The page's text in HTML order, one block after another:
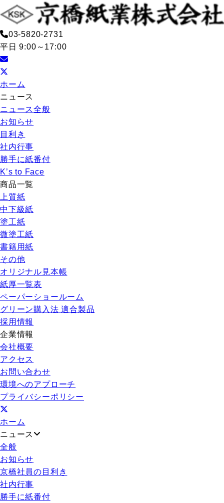
03-5820-2731
平日 9:00～17:00
ホーム
ニュース
ニュース全般
お知らせ
目利き
社内行事
勝手に紙番付
K’s to Face
商品一覧
上質紙
中下級紙
塗工紙
微塗工紙
書籍用紙
その他
オリジナル見本帳
紙厚一覧表
ペーパーショールーム
グリーン購入法 適合製品
採用情報
企業情報
会社概要
アクセス
お問い合わせ
環境へのアプローチ
プライバシーポリシー
ホーム
ニュース
全般
お知らせ
京橋社員の目利き
社内行事
勝手に紙番付